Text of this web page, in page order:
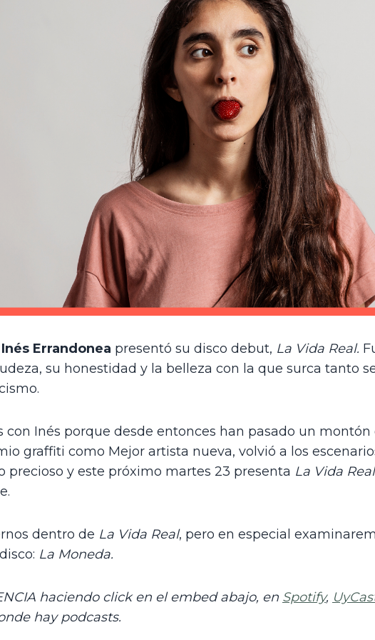
Inés Errandonea presentó su disco debut, La Vida Real.
su honestidad y la belleza con la que surca tanto
con Inés porque desde entonces han pasado un montón
graffiti como Mejor artista nueva, volvió a los
precioso y este próximo martes 23 presenta La Vida Real
dentro de La Vida Real, pero en especial
La Moneda.
haciendo click en el embed abajo, en Spotify,
hay podcasts.